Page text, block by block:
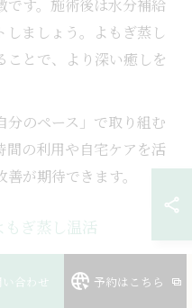
です。施術後は水分補給
しましょう。よもぎ蒸し
ことで、より深い癒しを
分のペース」で取り組む
間の利用や自宅ケアを活
が期待できます。
ぎ蒸し温活
によっては、短時間で施
合わせ 予約はこちら